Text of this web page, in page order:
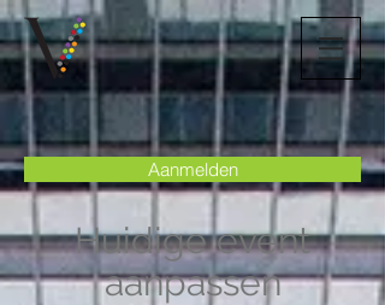
Aanmelden
Huidige event
aanpassen